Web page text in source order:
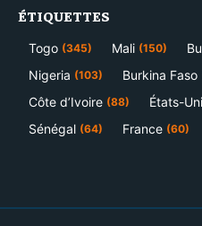
ÉTIQUETTES
Togo (345) Mali (150)
Nigeria (103) Burkina Faso
Côte d’Ivoire (88) États-
Sénégal (64) France (60)